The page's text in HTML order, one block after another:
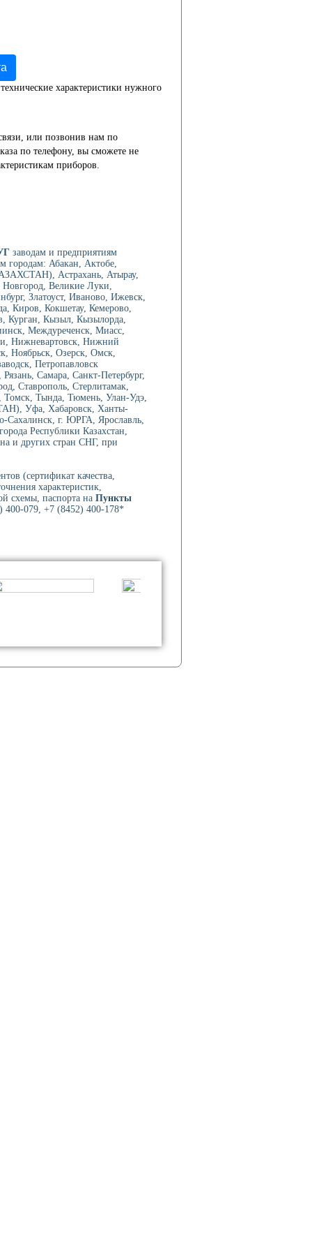
характеристики нужного
или позвонив нам по
по телефону, вы сможете не
приборов.
заводам и предприятиям
городам: Абакан, Актобе,
Астрахань, Атырау,
Великие Луки,
Златоуст, Иваново, Ижевск,
Киров, Кокшетау, Кемерово,
Курган, Кызыл, Кызылорда,
Междуреченск, Миасс,
Нижневартовск, Нижний
Ноябрьск, Озерск, Омск,
Петропавловск
Самара, Санкт-Петербург,
Ставрополь, Стерлитамак,
Тында, Тюмень, Улан-Удэ,
Уфа, Хабаровск, Ханты-
г. ЮРГА, Ярославль,
Республики Казахстан,
и других стран СНГ, при
(сертификат качества,
характеристик,
схемы, паспорта на Пункты
400-079, +7 (8452) 400-178*